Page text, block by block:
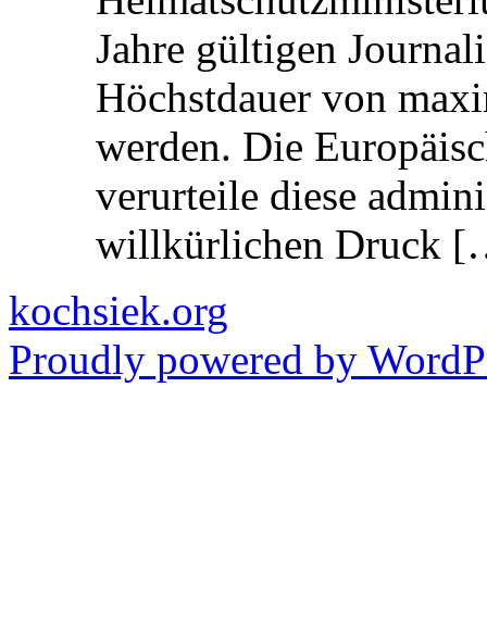
Jahre gültigen
Höchstdauer von
werden. Die
verurteile diese
willkürlichen Druck
kochsiek.org
Proudly powered by